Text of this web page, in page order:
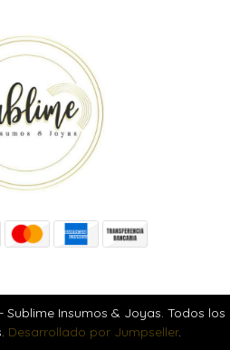
Insumos & Joyas. Todos los
Desarrollado por Jumpseller.